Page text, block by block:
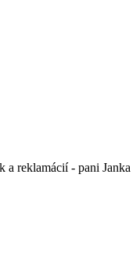
a reklamácií - pani Janka